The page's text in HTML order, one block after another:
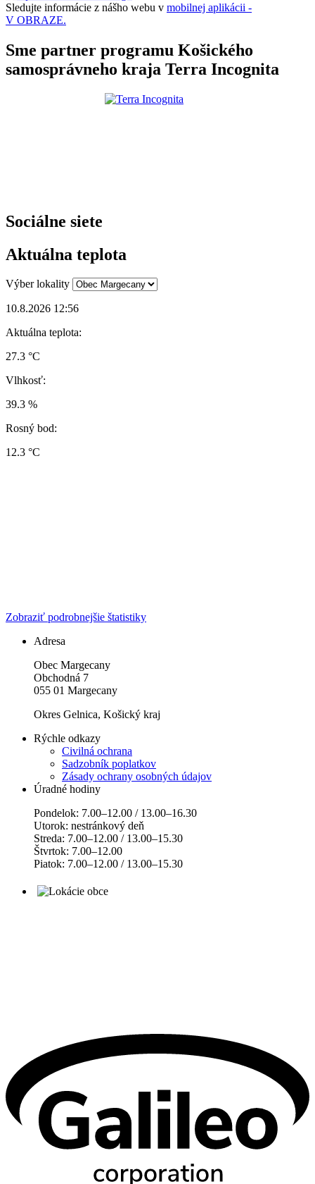
Sledujte informácie z nášho webu v mobilnej aplikácii -
V OBRAZE.
Sme partner programu Košického
samosprávneho kraja Terra Incognita
Sociálne siete
Aktuálna teplota
Výber lokality
10.8.2026 12:56
Aktuálna teplota:
27.3 °C
Vlhkosť:
39.3 %
Rosný bod:
12.3 °C
Zobraziť podrobnejšie štatistiky
Adresa
Obec Margecany
Obchodná 7
055 01 Margecany
Okres Gelnica, Košický kraj
Rýchle odkazy
Civilná ochrana
Sadzobník poplatkov
Zásady ochrany osobných údajov
Úradné hodiny
Pondelok: 7.00–12.00 / 13.00–16.30
Utorok: nestránkový deň
Streda: 7.00–12.00 / 13.00–15.30
Štvrtok: 7.00–12.00
Piatok: 7.00–12.00 / 13.00–15.30